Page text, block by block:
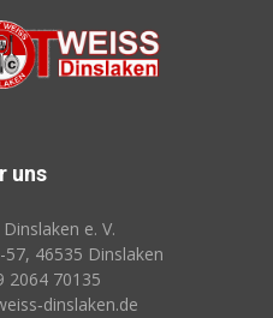
uns
e. V.
46535 Dinslaken
2064 70135